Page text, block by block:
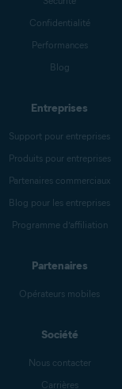
Confidentialité
Performances
Blog
Entreprises
Support pour entreprises
Produits pour entreprises
Partenaires commerciaux
Blog pour les entreprises
Programme d’affiliation
Partenaires
Opérateurs mobiles
Société
Nous contacter
Carrières